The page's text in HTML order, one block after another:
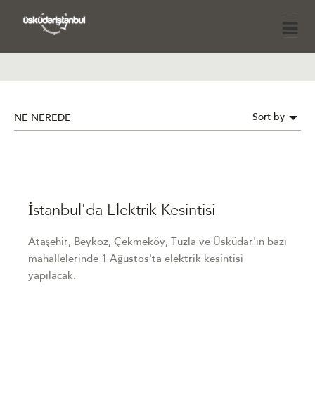
NE NEREDE Sort by
İstanbul'da Elektrik Kesintisi
Ataşehir, Beykoz, Çekmeköy, Tuzla ve Üsküdar'ın bazı
mahallelerinde 1 Ağustos'ta elektrik kesintisi
yapılacak.